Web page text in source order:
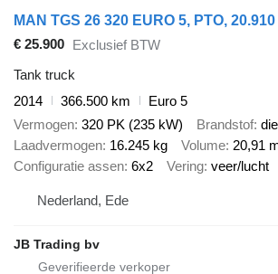
MAN TGS 26 320 EURO 5, PTO,
€ 25.900
Exclusief BTW
Tank truck
2014
366.500 km
Euro 5
Vermogen 320 PK (235 kW) Brandstof
Laadvermogen 16.245 kg Volume 20,91
Configuratie assen 6x2 Vering veer/lucht
Nederland, Ede
JB Trading bv